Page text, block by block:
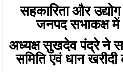
सहकारिता और
जनपद सभाकक्ष
अध्यक्ष सुखदेव पंद्रे ने
समिति एवं धान खरीदी